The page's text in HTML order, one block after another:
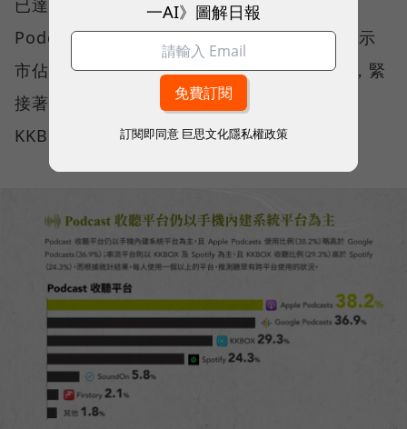
已達2成，代表每5個台灣人當中就有1人收聽
Podcast；其使用平台多以手機為主，資料顯示
市佔率第一的為Apple Podcasts（38.2%），緊
接著為Google Podcasts（36.9%）、
KKBOX（29.3%）與Spotify（24.3%）。
一AI》圖解日報
訂閱即同意 巨思文化隱私權政策